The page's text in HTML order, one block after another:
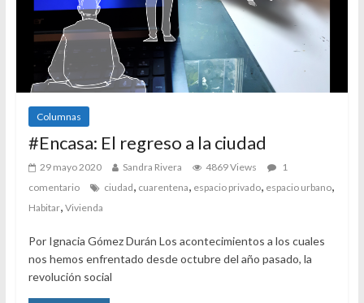
Columnas
#Encasa: El regreso a la ciudad
29 mayo 2020 Sandra Rivera 4869 Views
1
comentario
ciudad, cuarentena, espacio privado, espacio urbano,
Habitar, Vivienda
Por Ignacia Gómez Durán Los acontecimientos a los cuales
nos hemos enfrentado desde octubre del año pasado, la
revolución social